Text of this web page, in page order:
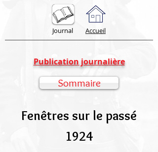
Journal Accueil
Publication journalière
Fenêtres sur le passé
1924
Sommaire